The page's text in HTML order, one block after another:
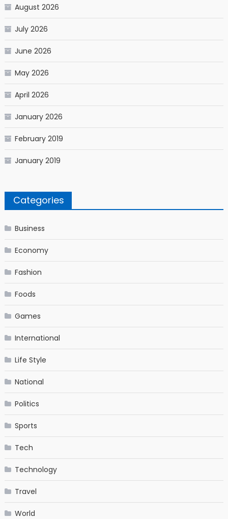
August 2026
July 2026
June 2026
May 2026
April 2026
January 2026
February 2019
January 2019
Categories
Business
Economy
Fashion
Foods
Games
International
Life Style
National
Politics
Sports
Tech
Technology
Travel
World